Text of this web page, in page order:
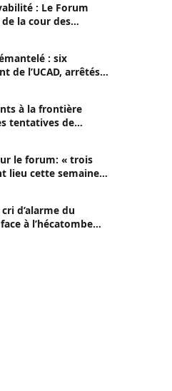
: Le Forum
la cour des
: six
de l’UCAD, arrêtés à
avoir propagé le
à la frontière
tentatives de
le forum: « trois
lieu cette semaine à
d’alarme du
à l’hécatombe